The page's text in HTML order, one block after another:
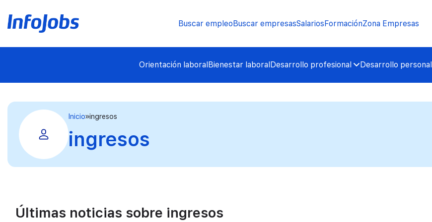
Buscar empleoBuscar empresasSalariosFormaciónZona Empresas
Orientación laboralBienestar laboralDesarrollo profesional Desarrollo personal
Inicio ingresos
ingresos
Últimas noticias sobre ingresos